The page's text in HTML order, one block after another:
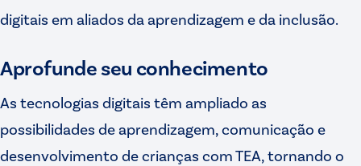
digitais em aliados da aprendizagem e da inclusão.
Aprofunde seu conhecimento
As tecnologias digitais têm ampliado as
possibilidades de aprendizagem, comunicação e
desenvolvimento de crianças com TEA, tornando o